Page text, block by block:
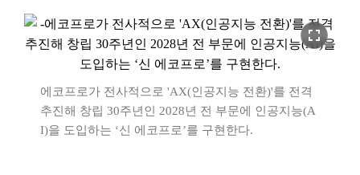
fullscreen
에코프로가 전사적으로 'AX(인공지능 전환)'를 전격
추진해 창립 30주년인 2028년 전 부문에 인공지능(A
I)을 도입하는 ‘신 에코프로’를 구현한다.